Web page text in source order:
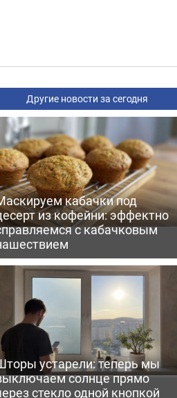
Другие новости за сегодня
кабачки под
из кофейни: эффектно
с кабачковым
устарели: теперь мы
солнце прямо
стекло одной кнопкой